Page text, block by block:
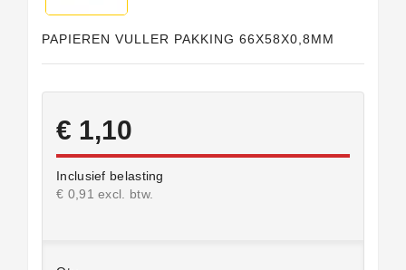
PAPIEREN VULLER PAKKING 66X58X0,8MM
€ 1,10
Inclusief belasting
€ 0,91 excl. btw.